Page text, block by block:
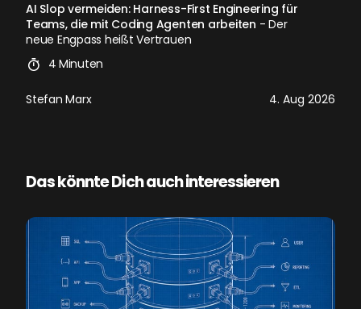
AI Slop vermeiden: Harness-First Engineering für
Teams, die mit Coding Agenten arbeiten - Der
neue Engpass heißt Vertrauen
4 Minuten
Stefan Marx 4. Aug 2026
Das könnte Dich auch interessieren